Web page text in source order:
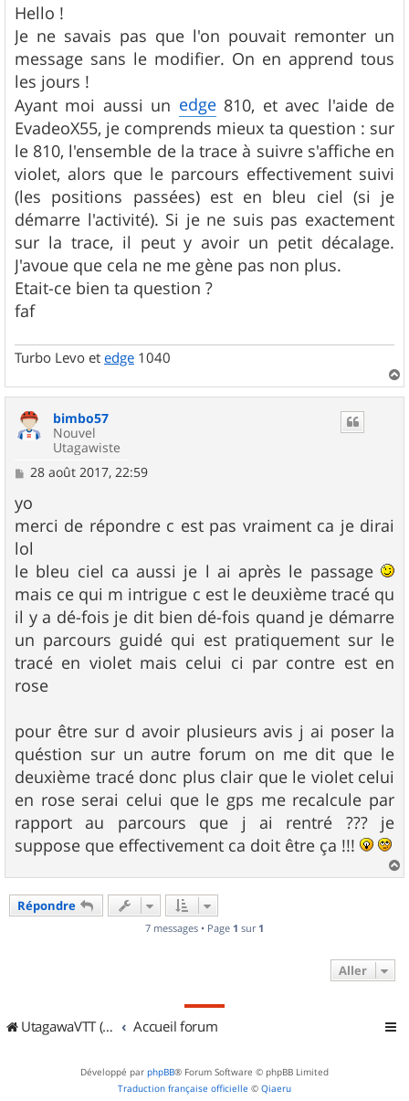
s
s
a
g
e
Hello !
Je ne savais pas que l'on pouvait remonter un
message sans le modifier. On en apprend tous
les jours !
Ayant moi aussi un edge810, et avec l'aide de
EvadeoX55, je comprends mieux ta question : sur
le 810, l'ensemble de la trace à suivre s'affiche en
violet, alors que le parcours effectivement suivi
(les positions passées) est en bleu ciel (si je
démarre l'activité). Si je ne suis pas exactement
sur la trace, il peut y avoir un petit décalage.
J'avoue que cela ne me gène pas non plus.
Etait-ce bien ta question ?
faf
Turbo Levo et edge 1040
a
bimbo57
Nouvel
Utagawiste
M
s
s
a
g
e
28 août 2017, 22:59
yo
merci de répondre c est pas vraiment ca je dirai
lol
le bleu ciel ca aussi je l ai après le passage
mais ce qui m intrigue c est le deuxième tracé qu
il y a dé-fois je dit bien dé-fois quand je démarre
un parcours guidé qui est pratiquement sur le
tracé en violet mais celui ci par contre est en
rose
pour être sur d avoir plusieurs avis j ai poser la
quéstion sur un autre forum on me dit que le
deuxième tracé donc plus clair que le violet celui
en rose serai celui que le gps me recalcule par
rapport au parcours que j ai rentré ??? je
suppose que effectivement ca doit être ça !!!
a
Répondre
7 messages • Page 1 sur 1
Aller
UtagawaVTT (Randos VTT et VTTAE avec traces GPS) Accueil forum
Développé par phpBB® Forum Software © phpBB Limited
Traduction française officielle © Qiaeru